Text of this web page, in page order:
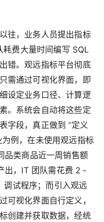
往，业务人员提出指标
费大量时间编写 SQL
错。观远指标平台彻底
需通过可视化界面，即
设定业务口径、计算逻
。系统会自动将这些定
字段，真正做到 “定义
为例，在未使用观远指标
品类商品近一周销售额
出，IT 团队需花费 2 -
试程序；而引入观远
可视化界面自行定义，
创建并获取数据，经统